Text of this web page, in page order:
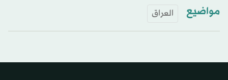
مواضيع العراق